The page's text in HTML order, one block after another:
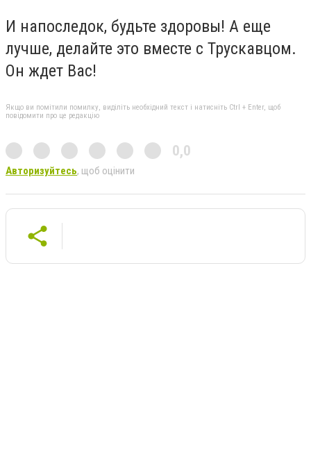
И напоследок, будьте здоровы! А еще
лучше, делайте это вместе с Трускавцом.
Он ждет Вас!
Якщо ви помітили помилку, виділіть необхідний текст і натисніть Ctrl + Enter, щоб
повідомити про це редакцію
0,0
Авторизуйтесь, щоб оцінити